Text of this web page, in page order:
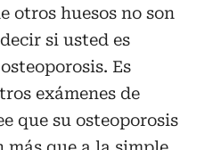
otros huesos no son
si usted es
Es
exámenes de
que su osteoporosis